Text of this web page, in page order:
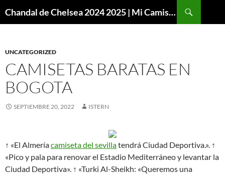
Chandal de Chelsea 2024 2025 | Mi Camiseta Futbol
UNCATEGORIZED
CAMISETAS BARATAS EN
BOGOTA
SEPTIEMBRE 20, 2022 ISTERN
↑ «El Almeríacamiseta del sevillatendrá Ciudad Deportiva.». ↑
«Pico y pala para renovar el Estadio Mediterráneo y levantar la
Ciudad Deportiva». ↑ «Turki Al-Sheikh: «Queremos una